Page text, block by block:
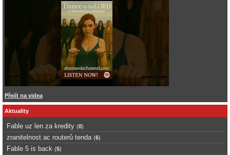
Přejít na videa
Aktuality
Fable uz len za kredity (0)
zranitelnost ac routerů tenda (6)
Fable 5 is back (5)